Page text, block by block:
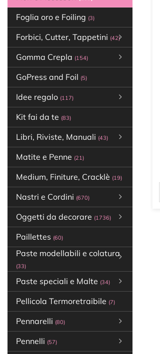
Foglia oro e Foiling (3)
Forbici, Cutter, Tappetini (42)
Gomma Crepla (154)
GoPress and Foil (5)
Idee regalo (117)
Kit fai da te (83)
Libri, Riviste, Manuali (43)
Matite e Penne (21)
Medium, Finiture, Cracklè (19)
Nastri e Cordini (670)
Oggetti da decorare (1736)
Paillettes (60)
Paste modellabili e colatura
(33)
Paste speciali e Malte (34)
Pellicola Termoretraibile (7)
Pennarelli (80)
Pennelli (57)